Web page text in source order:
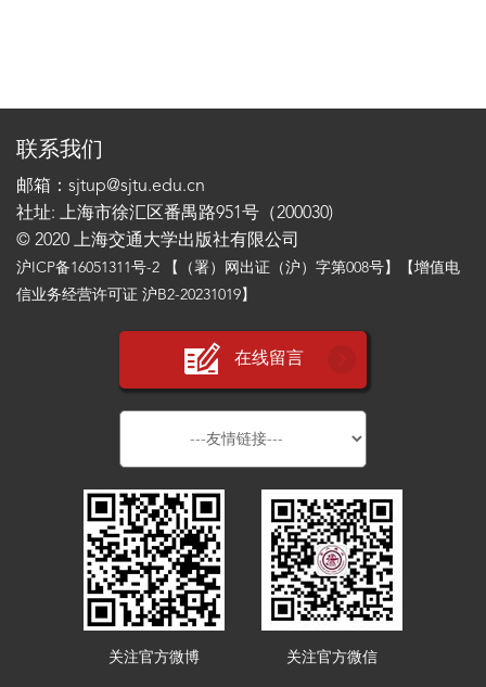
联系我们
邮箱：sjtup@sjtu.edu.cn
社址: 上海市徐汇区番禺路951号（200030)
© 2020 上海交通大学出版社有限公司
沪ICP备16051311号-2 【（署）网出证（沪）字第008号】【增值电
信业务经营许可证 沪B2-20231019】
在线留言
关注官方微博 关注官方微信